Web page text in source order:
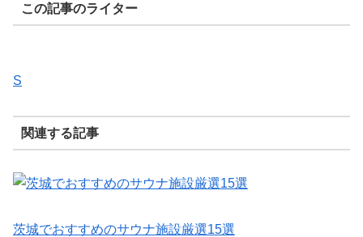
この記事のライター
S
関連する記事
茨城でおすすめのサウナ施設厳選15選